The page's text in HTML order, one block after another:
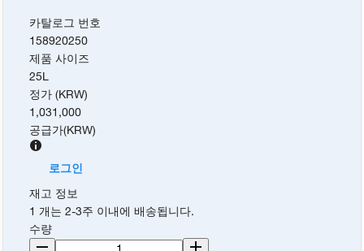
카탈로그 번호
158920250
제품 사이즈
25L
정가 (KRW)
1,031,000
공급가(KRW)
로그인
재고 정보
1 개는 2-3주 이내에 배송됩니다.
수량